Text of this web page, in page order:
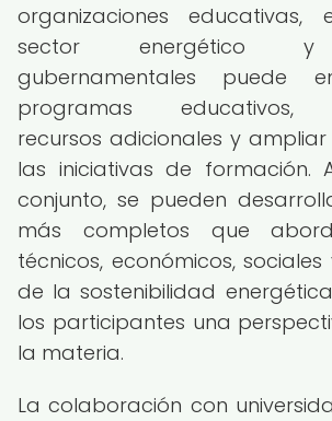
organizaciones educativas,
sector energético y
gubernamentales puede
programas educativos,
recursos adicionales y
las iniciativas de formación.
conjunto, se pueden
más completos que
técnicos, económicos,
de la sostenibilidad
los participantes una
la materia.
La colaboración con